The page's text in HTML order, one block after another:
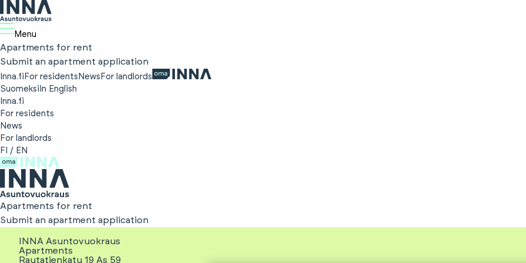
Menu
Apartments for rent
Submit an apartment application
Inna.fi For residents News For landlords
Suomeksi In English
Inna.fi
For residents
News
For landlords
FI
/ EN
Apartments for rent
Submit an apartment application
INNA Asuntovuokraus
Apartments
Rautatienkatu 19 As 59